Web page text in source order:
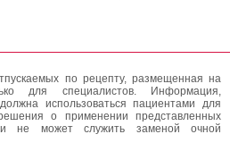
по рецепту, размещенная на
для специалистов. Информация,
использоваться пациентами для
о применении представленных
и не может служить заменой очной